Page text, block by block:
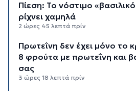
Πίεση: Το νόστιμο
ρίχνει χαμηλά
2 ώρες 45 λεπτά πρίν
Πρωτεΐνη δεν έχει μόνο το
8 φρούτα με πρωτεΐνη και
σας
3 ώρες 18 λεπτά πρίν